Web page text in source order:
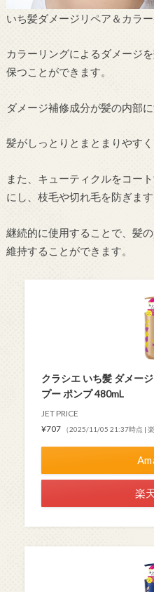
いち髪ダメージリペア＆カラ
カラーリングによるダメージ
保つことができます。
ダメージ補修成分が髪の内部
髪がしっとりとまとまりやすく
また、キューティクルをコー
にし、枝毛や切れ毛を防ぎます
継続的に使用することで、髪
維持することができます。
クラシエ いち髪 ダメー
プー ポンプ 480mL
JET PRICE
¥707
（2025/11/05 21:37時点 | 楽
楽